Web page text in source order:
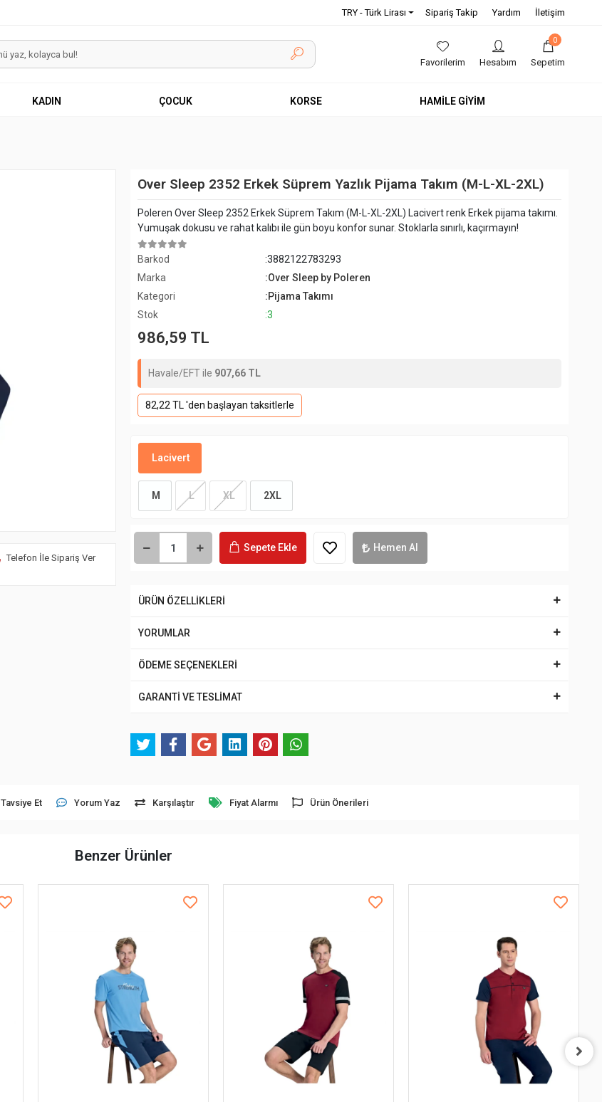
TRY - Türk Lirası Sipariş Takip Yardım İletişim
Favorilerim Hesabım
0
Sepetim
KADIN ÇOCUK KORSE HAMİLE GİYİM
Telefon İle Sipariş Ver
Over Sleep 2352 Erkek Süprem Yazlık Pijama Takım (M-L-XL-2XL)
Poleren Over Sleep 2352 Erkek Süprem Takım (M-L-XL-2XL) Lacivert renk Erkek pijama takımı.
Yumuşak dokusu ve rahat kalıbı ile gün boyu konfor sunar. Stoklarla sınırlı, kaçırmayın!
Barkod
:3882122783293
Marka
:Over Sleep by Poleren
Kategori
:Pijama Takımı
Stok
:3
986,59 TL
Havale/EFT ile 907,66 TL
82,22 TL 'den başlayan taksitlerle
Lacivert
M L XL 2XL
Sepete Ekle Hemen Al
ÜRÜN ÖZELLİKLERİ
YORUMLAR
ÖDEME SEÇENEKLERİ
GARANTİ VE TESLİMAT
Tavsiye Et Yorum Yaz Karşılaştır Fiyat Alarmı Ürün Önerileri
Benzer Ürünler